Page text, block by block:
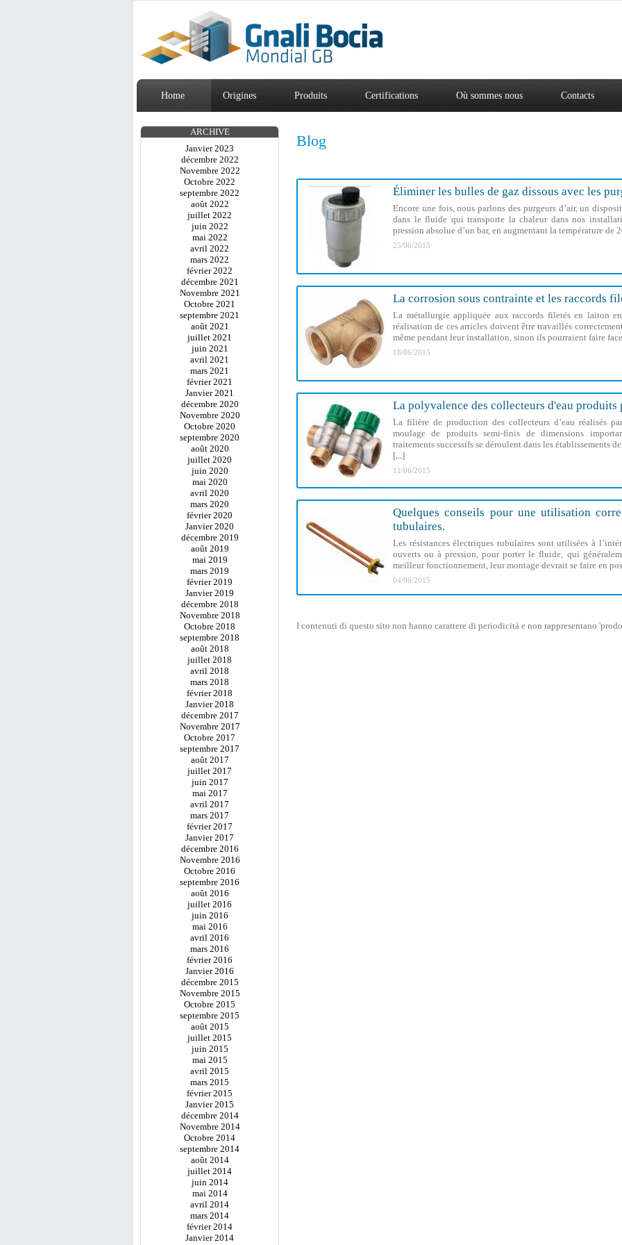
Home Origines Produits Certifications Où sommes nous Contacts
ARCHIVE
Janvier 2023
décembre 2022
Novembre 2022
Octobre 2022
septembre 2022
août 2022
juillet 2022
juin 2022
mai 2022
avril 2022
mars 2022
février 2022
décembre 2021
Novembre 2021
Octobre 2021
septembre 2021
août 2021
juillet 2021
juin 2021
avril 2021
mars 2021
février 2021
Janvier 2021
décembre 2020
Novembre 2020
Octobre 2020
septembre 2020
août 2020
juillet 2020
juin 2020
mai 2020
avril 2020
mars 2020
février 2020
Janvier 2020
décembre 2019
août 2019
mai 2019
mars 2019
février 2019
Janvier 2019
décembre 2018
Novembre 2018
Octobre 2018
septembre 2018
août 2018
juillet 2018
avril 2018
mars 2018
février 2018
Janvier 2018
décembre 2017
Novembre 2017
Octobre 2017
septembre 2017
août 2017
juillet 2017
juin 2017
mai 2017
avril 2017
mars 2017
février 2017
Janvier 2017
décembre 2016
Novembre 2016
Octobre 2016
septembre 2016
août 2016
juillet 2016
juin 2016
mai 2016
avril 2016
mars 2016
février 2016
Janvier 2016
décembre 2015
Novembre 2015
Octobre 2015
septembre 2015
août 2015
juillet 2015
juin 2015
mai 2015
avril 2015
mars 2015
février 2015
Janvier 2015
décembre 2014
Novembre 2014
Octobre 2014
septembre 2014
août 2014
juillet 2014
juin 2014
mai 2014
avril 2014
mars 2014
février 2014
Janvier 2014
Blog
Éliminer les bulles de gaz dissous avec les
Encore une fois, nous parlons des purgeurs d’air, un
dans le fluide qui transporte la chaleur dans nos
pression absolue d’un bar, en augmentant la température de
25/06/2015
La corrosion sous contrainte et les raccords
La métallurgie appliquée aux raccords filetés en laiton
réalisation de ces articles doivent être travaillés
même pendant leur installation, sinon ils pourraient faire
18/06/2015
La polyvalence des collecteurs d'eau
La filière de production des collecteurs d’eau réalisés
moulage de produits semi-finis de dimensions
traitements successifs se déroulent dans les établissements
[...]
11/06/2015
Quelques conseils pour une utilisation
tubulaires.
Les résistances électriques tubulaires sont utilisées à
ouverts ou à pression, pour porter le fluide, qui
meilleur fonctionnement, leur montage devrait se faire en
04/06/2015
I contenuti di questo sito non hanno carattere di periodicità e non rappresentano